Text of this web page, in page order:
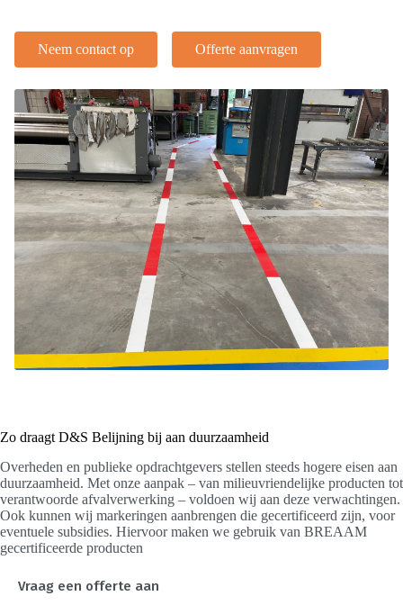
Neem contact op Offerte aanvragen
Zo draagt D&S Belijning bij aan duurzaamheid
Overheden en publieke opdrachtgevers stellen steeds hogere eisen aan
duurzaamheid. Met onze aanpak – van milieuvriendelijke producten tot
verantwoorde afvalverwerking – voldoen wij aan deze verwachtingen.
Ook kunnen wij markeringen aanbrengen die gecertificeerd zijn, voor
eventuele subsidies. Hiervoor maken we gebruik van BREAAM
gecertificeerde producten
Vraag een offerte aan